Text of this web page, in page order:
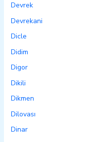
Devrek
Devrekani
Dicle
Didim
Digor
Dikili
Dikmen
Dilovası
Dinar